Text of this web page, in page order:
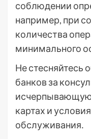
соблюдении
например, при
количества
минимального
Не стесняйтесь
банков за
картах и
обслуживания․